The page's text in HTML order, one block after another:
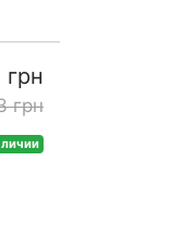
грн
грн